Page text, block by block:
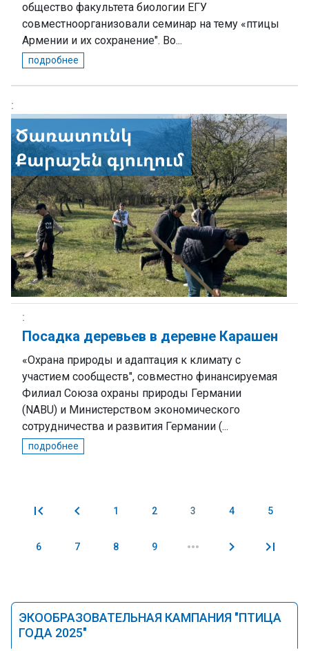
общество факультета биологии ЕГУ
совместноорганизовали семинар на тему «птицы
Армении и их сохранение". Во...
подробнее
Посадка деревьев в деревне Карашен
«Охрана природы и адаптация к климату с
участием сообществ", совместно финансируемая
Филиал Союза охраны природы Германии
(NABU) и Министерством экономического
сотрудничества и развития Германии (...
подробнее
Pages 1 2 3 4 5
6 7 8 9
ЭКООБРАЗОВАТЕЛЬНАЯ КАМПАНИЯ "ПТИЦА
ГОДА 2025"